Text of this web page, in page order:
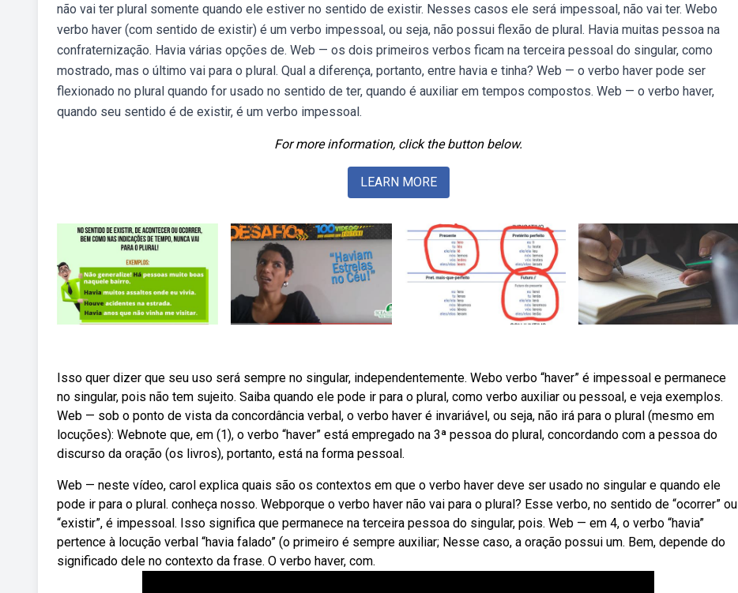
não vai ter plural somente quando ele estiver no sentido de existir. Nesses casos ele será impessoal, não vai ter. Webo
verbo haver (com sentido de existir) é um verbo impessoal, ou seja, não possui flexão de plural. Havia muitas pessoa na
confraternização. Havia várias opções de. Web — os dois primeiros verbos ficam na terceira pessoal do singular, como
mostrado, mas o último vai para o plural. Qual a diferença, portanto, entre havia e tinha? Web — o verbo haver pode ser
flexionado no plural quando for usado no sentido de ter, quando é auxiliar em tempos compostos. Web — o verbo haver,
quando seu sentido é de existir, é um verbo impessoal.
For more information, click the button below.
LEARN MORE
Isso quer dizer que seu uso será sempre no singular, independentemente. Webo verbo “haver” é impessoal e permanece
no singular, pois não tem sujeito. Saiba quando ele pode ir para o plural, como verbo auxiliar ou pessoal, e veja exemplos.
Web — sob o ponto de vista da concordância verbal, o verbo haver é invariável, ou seja, não irá para o plural (mesmo em
locuções): Webnote que, em (1), o verbo “haver” está empregado na 3ª pessoa do plural, concordando com a pessoa do
discurso da oração (os livros), portanto, está na forma pessoal.
Web — neste vídeo, carol explica quais são os contextos em que o verbo haver deve ser usado no singular e quando ele
pode ir para o plural. conheça nosso. Webporque o verbo haver não vai para o plural? Esse verbo, no sentido de “ocorrer” ou
“existir”, é impessoal. Isso significa que permanece na terceira pessoa do singular, pois. Web — em 4, o verbo “havia”
pertence à locução verbal “havia falado” (o primeiro é sempre auxiliar; Nesse caso, a oração possui um. Bem, depende do
significado dele no contexto da frase. O verbo haver, com.